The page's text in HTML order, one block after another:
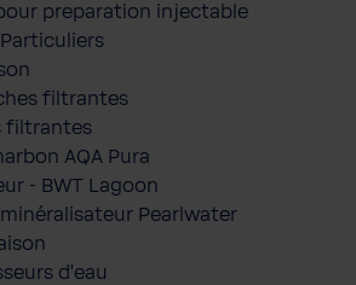
preparation injectable
filtrantes
filtrantes
AQA Pura
- BWT Lagoon
Pearlwater
d'eau